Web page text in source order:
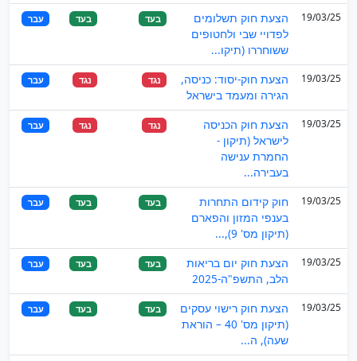
19/03/25
הצעת חוק תשלומים
לפדויי שבי ולחטופים
ששוחררו (תיקו...
בעד בעד עבר
19/03/25
הצעת חוק-יסוד: כניסה,
הגירה ומעמד בישראל
נגד נגד עבר
19/03/25
הצעת חוק הכניסה
לישראל (תיקון -
החמרת ענישה
בעבירה...
נגד נגד עבר
19/03/25
חוק קידום התחרות
בענפי המזון והפארם
(תיקון מס' 9),...
בעד בעד עבר
19/03/25
הצעת חוק יום בריאות
הלב, התשפ"ה-2025
בעד בעד עבר
19/03/25
הצעת חוק רישוי עסקים
(תיקון מס' 40 – הוראת
שעה), ה...
בעד בעד עבר